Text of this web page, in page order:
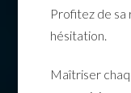
Profitez de sa
hésitation.
Maîtriser